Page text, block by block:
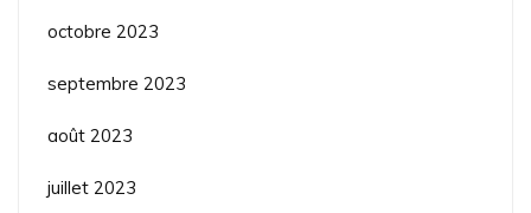
octobre 2023
septembre 2023
août 2023
juillet 2023